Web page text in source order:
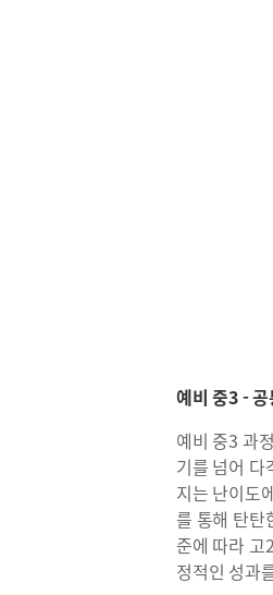
예비 중3 -
예비 중3 과
기를 넘어 다
지는 난이도
를 통해 탄탄
준에 따라 고
정적인 성과